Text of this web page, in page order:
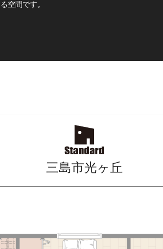
る空間です。
三島市光ヶ丘